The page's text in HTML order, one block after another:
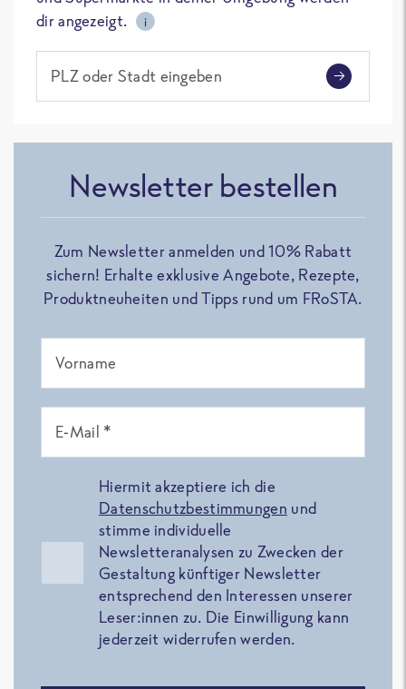
dir angezeigt.
i
PLZ oder Stadt eingeben
Newsletter bestellen
Zum Newsletter anmelden und 10% Rabatt
sichern! Erhalte exklusive Angebote, Rezepte,
Produktneuheiten und Tipps rund um FRoSTA.
Vorname
E-Mail *
Hiermit akzeptiere ich die
Datenschutzbestimmungen und
stimme individuelle
Newsletteranalysen zu Zwecken der
Gestaltung künftiger Newsletter
entsprechend den Interessen unserer
Leser:innen zu. Die Einwilligung kann
jederzeit widerrufen werden.